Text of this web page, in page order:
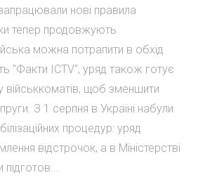
нові правила
тепер продовжують
можна потрапити в обхід
"Факти ICTV", уряд також готує
щоб зменшити
З 1 серпня в Україні набули
процедур: уряд
відстрочок, а в Міністерстві